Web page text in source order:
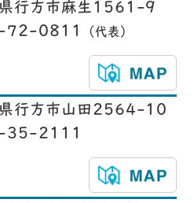
行方市麻生1561-9
72-0811
（代表）
行方市山田2564-10
35-2111